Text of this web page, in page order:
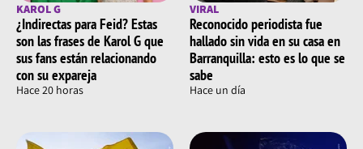
KAROL G
¿Indirectas para Feid? Estas
son las frases de Karol G que
sus fans están relacionando
con su expareja
Hace 20 horas
VIRAL
Reconocido periodista fue
hallado sin vida en su casa en
Barranquilla: esto es lo que se
sabe
Hace un día